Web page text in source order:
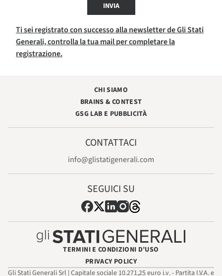
INVIA
Ti sei registrato con successo alla newsletter de Gli Stati
Generali, controlla la tua mail per completare la
registrazione.
CHI SIAMO
BRAINS & CONTEST
GSG LAB E PUBBLICITÀ
CONTATTACI
info@glistatigenerali.com
SEGUICI SU
TERMINI E CONDIZIONI D’USO
PRIVACY POLICY
Gli Stati Generali Srl | Capitale sociale 10.271,25 euro i.v. - Partita I.V.A. e